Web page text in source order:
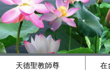
天德聖教師尊
在